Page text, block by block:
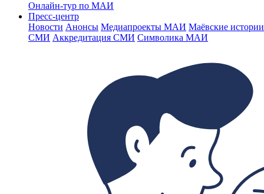
Онлайн-тур по МАИ
Пресс-центр
Новости Анонсы Медиапроекты МАИ Маёвские
СМИ Аккредитация СМИ Символика МАИ